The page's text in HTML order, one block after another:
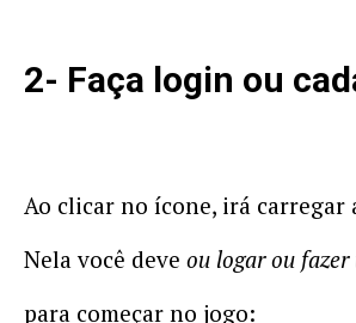
2- Faça login ou
Ao clicar no ícone, irá carregar
Nela você deve ou logar ou fazer
para começar no jogo: